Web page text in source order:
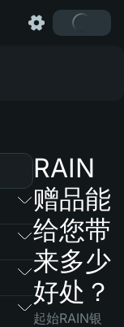
RAIN
赠品能
给您带
来多少
好处？
起始RAIN银